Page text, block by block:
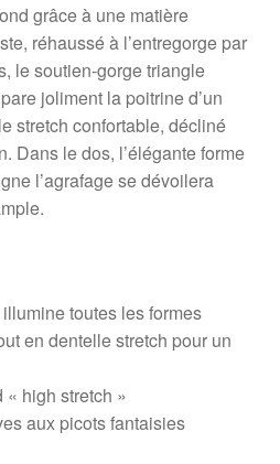
grâce à une matière
réhaussé à l’entregorge par
le soutien-gorge triangle
joliment la poitrine d’un
stretch confortable, décliné
Dans le dos, l’élégante forme
l’agrafage se dévoilera
toutes les formes
en dentelle stretch pour un
high stretch »
aux picots fantaisies